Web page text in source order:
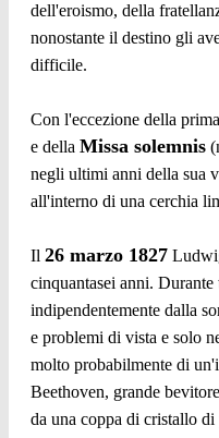
dell'eroismo, della
nonostante il destino gli
difficile.
Con l'eccezione della
e della Missa solemnis
negli ultimi anni della sua
all'interno di una cerchia
Il 26 marzo 1827
cinquantasei anni.
indipendentemente dalla
e problemi di vista e solo
molto probabilmente di
Beethoven, grande
da una coppa di cristallo